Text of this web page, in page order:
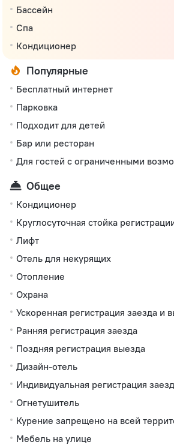
Бассейн
Спа
Кондиционер
Популярные
Бесплатный интернет
Парковка
Подходит для детей
Бар или ресторан
Для гостей с ограниченными
Общее
Кондиционер
Круглосуточная стойка
Лифт
Отель для некурящих
Отопление
Охрана
Ускоренная регистрация заезда и
Ранняя регистрация заезда
Поздняя регистрация выезда
Дизайн-отель
Индивидуальная регистрация
Огнетушитель
Курение запрещено на всей
Мебель на улице